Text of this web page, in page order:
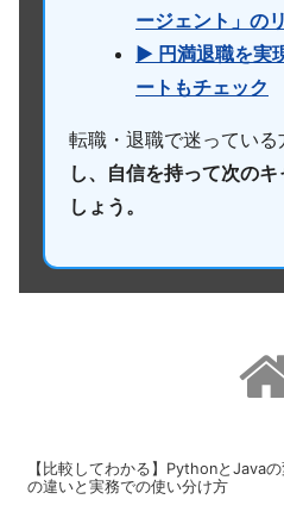
ージェント」の
▶ 円満退職を実
ートもチェック
転職・退職で迷っている
し、自信を持って次の
しょう。
【比較してわかる】PythonとJava
の違いと実務での使い分け方